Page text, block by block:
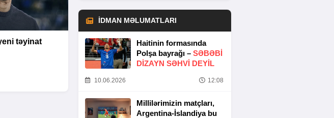
təyinat
İDMAN MƏLUMATLARI
Haitinin formasında
Polşa bayrağı – SƏBƏBI
DIZAYN SƏHVI DEYIL
10.06.2026 12:08
Millilərimizin matçları,
Argentina-İslandiya bu